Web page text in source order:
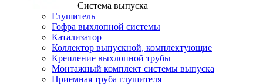
Система выпуска
Глушитель
Гофра выхлопной системы
Катализатор
Коллектор выпускной, комплектующие
Крепление выхлопной трубы
Монтажный комплект системы выпуска
Приемная труба глушителя